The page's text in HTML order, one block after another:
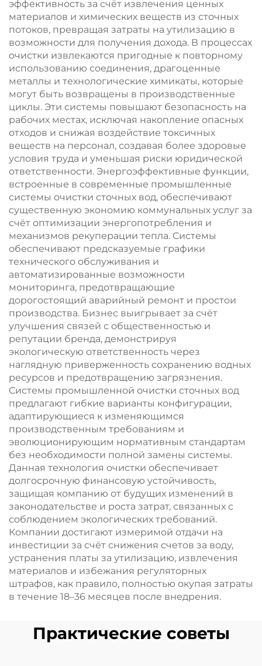
эффективность за счёт извлечения ценных
материалов и химических веществ из сточных
потоков, превращая затраты на утилизацию в
возможности для получения дохода. В процессах
очистки извлекаются пригодные к повторному
использованию соединения, драгоценные
металлы и технологические химикаты, которые
могут быть возвращены в производственные
циклы. Эти системы повышают безопасность на
рабочих местах, исключая накопление опасных
отходов и снижая воздействие токсичных
веществ на персонал, создавая более здоровые
условия труда и уменьшая риски юридической
ответственности. Энергоэффективные функции,
встроенные в современные промышленные
системы очистки сточных вод, обеспечивают
существенную экономию коммунальных услуг за
счёт оптимизации энергопотребления и
механизмов рекуперации тепла. Системы
обеспечивают предсказуемые графики
технического обслуживания и
автоматизированные возможности
мониторинга, предотвращающие
дорогостоящий аварийный ремонт и простои
производства. Бизнес выигрывает за счёт
улучшения связей с общественностью и
репутации бренда, демонстрируя
экологическую ответственность через
наглядную приверженность сохранению водных
ресурсов и предотвращению загрязнения.
Системы промышленной очистки сточных вод
предлагают гибкие варианты конфигурации,
адаптирующиеся к изменяющимся
производственным требованиям и
эволюционирующим нормативным стандартам
без необходимости полной замены системы.
Данная технология очистки обеспечивает
долгосрочную финансовую устойчивость,
защищая компанию от будущих изменений в
законодательстве и роста затрат, связанных с
соблюдением экологических требований.
Компании достигают измеримой отдачи на
инвестиции за счёт снижения счетов за воду,
устранения платы за утилизацию, извлечения
материалов и избежания регуляторных
штрафов, как правило, полностью окупая затраты
в течение 18–36 месяцев после внедрения.
Практические советы